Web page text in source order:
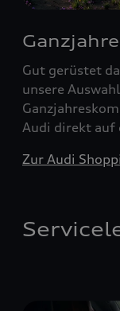
Gut gerüstet
unsere
Audi direkt auf
Zur Audi